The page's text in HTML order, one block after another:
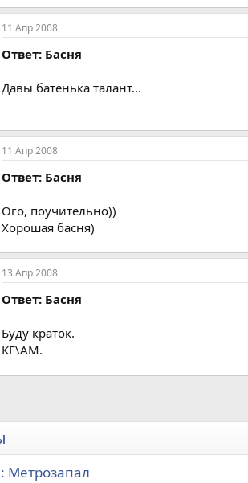
11 Апр 2008
Ответ: Басня
Давы батенька талант...
11 Апр 2008
Ответ: Басня
Ого, поучительно))
Хорошая басня)
13 Апр 2008
Ответ: Басня
Буду краток.
КГ\АМ.
Метрозапал